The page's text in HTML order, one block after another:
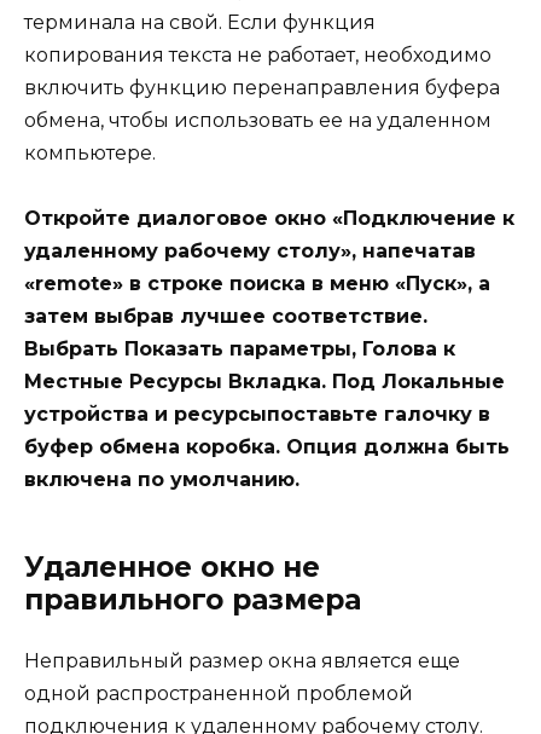
терминала на свой. Если функция
копирования текста не работает, необходимо
включить функцию перенаправления буфера
обмена, чтобы использовать ее на удаленном
компьютере.
Откройте диалоговое окно «Подключение к
удаленному рабочему столу», напечатав
«remote» в строке поиска в меню «Пуск», а
затем выбрав лучшее соответствие.
Выбрать Показать параметры, Голова к
Местные Ресурсы Вкладка. Под Локальные
устройства и ресурсыпоставьте галочку в
буфер обмена коробка. Опция должна быть
включена по умолчанию.
Удаленное окно не
правильного размера
Неправильный размер окна является еще
одной распространенной проблемой
подключения к удаленному рабочему столу.